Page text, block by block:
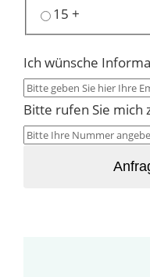
15 +
Ich wünsche
Bitte rufen Sie mich